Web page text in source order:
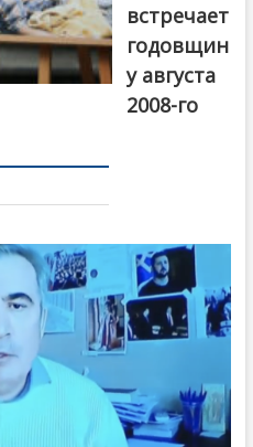
встречает
годовщин
у августа
2008-го